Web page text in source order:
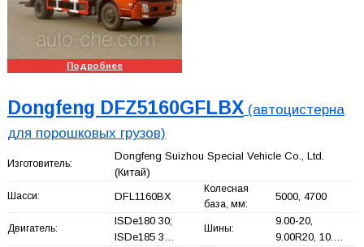
Подробнее
Dongfeng DFZ5160GFLBX(автоцистерна
для порошковых грузов)
Изготовитель:
Dongfeng Suizhou Special Vehicle Co., Ltd.
(Китай)
Шасси: DFL1160BX
Колесная
база, мм:
5000, 4700
Двигатель:
ISDe180 30;
ISDe185 3…
Шины:
9.00-20,
9.00R20, 10.…